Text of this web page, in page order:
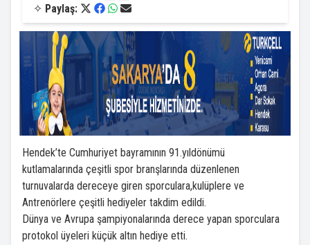
✧ Paylaş:
Hendek’te Cumhuriyet bayramının 91.yıldönümü
kutlamalarında çeşitli spor branşlarında düzenlenen
turnuvalarda dereceye giren sporculara,kulüplere ve
Antrenörlere çeşitli hediyeler takdim edildi.
Dünya ve Avrupa şampiyonalarında derece yapan sporculara
protokol üyeleri küçük altın hediye etti.